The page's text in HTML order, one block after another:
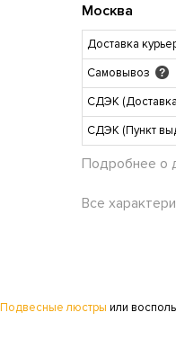
Москва
Доставка
Самовывоз
?
СДЭК
СДЭК (Пункт
Подробнее о
Все
Подвесные люстры или